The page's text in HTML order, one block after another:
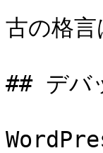
古の格
## デバ